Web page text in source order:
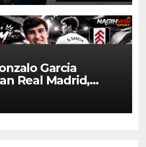
Garcia
Real Madrid,
Striker
hingga 2031